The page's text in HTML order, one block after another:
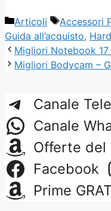
Categorie
Articoli Tag
Accessori
Guida all’acquisto,
Migliori Notebook 17
Migliori Bodycam –
Canale
Canale
Offerte del
Facebook
Prime